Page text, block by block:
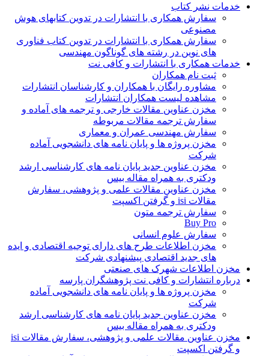
خدمات نشر کتاب
سفارش همکاری با انتشارات در تدوین کتابهای هوش
مصنوعی
سفارش همکاری با انتشارات در تدوین کتاب فناوری
های نوین در رشته های گوناگون مهندسی
خدمات همکاری با انتشارات و کافی نت
ثبت نام همکاران
مشاوره رایگان با همکاران و کارشناسان انتشارات
مشاهده لیست همکاران انتشارات
مخزن عناوین مقالات خارجی و ترجمه های آماده و
سفارش ترجمه مقالات مربوطه
سفارش مهندسی عمران و معماری
مخزن پروژه ها و پایان نامه های دانشجویی آماده
شرکت
مخزن عناوین جدید پایان نامه های کارشناسی ارشد
ودکتری به همراه مقاله بیس
مخزن عناوین مقالات علمی و پژوهشی، سفارش
مقالات isi و گرفتن اکسپت
سفارش ترجمه متون
Buy Pro
سفارش علوم انسانی
مخزن اطلاعات طرح های دارای توجیه اقتصادی و ایده
های جدید اقتصادی پیشنهادی شرکت
مخزن اطلاعات شهرک های صنعتی
درباره انتشارات و کافی نت پژوهشگران پارسه
مخزن پروژه ها و پایان نامه های دانشجویی آماده
شرکت
مخزن عناوین جدید پایان نامه های کارشناسی ارشد
ودکتری به همراه مقاله بیس
مخزن عناوین مقالات علمی و پژوهشی، سفارش مقالات isi
و گرفتن اکسپت